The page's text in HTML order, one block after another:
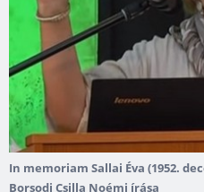
In memoriam Sallai Éva (1952.
Borsodi Csilla Noémi írása